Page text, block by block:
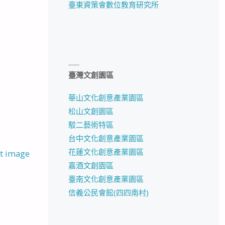
image
臺東資策會數位教育研究所
臺灣文創園區
華山文化創意產業園區
松山文創園區
駁二藝術特區
台中文化創意產業園區
花蓮文化創意產業園區
嘉酒文創園區
臺南文化創意產業園區
信義公民會館(四四南村)